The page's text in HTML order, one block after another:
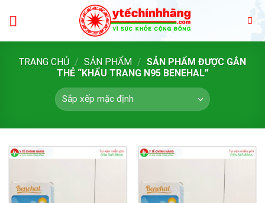
TRANG CHỦ / SẢN PHẨM / SẢN PHẨM ĐƯỢC GẮN
THẺ “KHẨU TRANG N95 BENEHAL”